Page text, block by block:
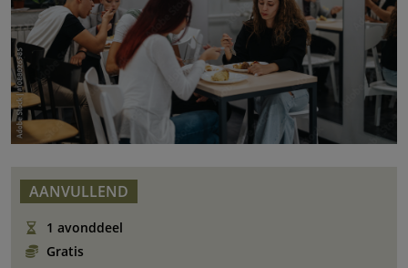
AANVULLEND
1 avonddeel
Gratis